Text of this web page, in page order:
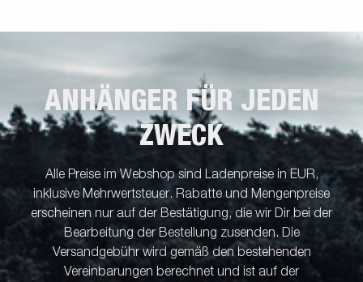
ANHÄNGER FÜR JEDEN
ZWECK
Alle Preise im Webshop sind Ladenpreise in EUR,
inklusive Mehrwertsteuer. Rabatte und Mengenpreise
erscheinen nur auf der Bestätigung, die wir Dir bei der
Bearbeitung der Bestellung zusenden. Die
Versandgebühr wird gemäß den bestehenden
Vereinbarungen berechnet und ist auf der